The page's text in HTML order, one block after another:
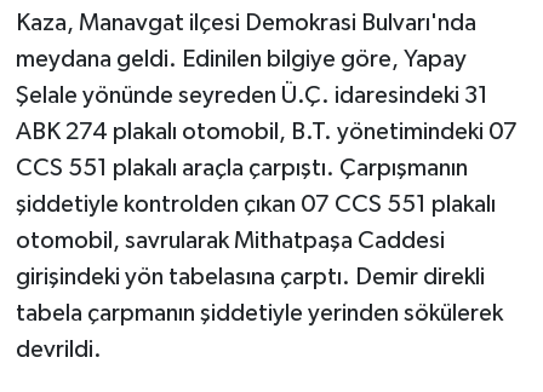
Kaza, Manavgat ilçesi Demokrasi Bulvarı'nda
meydana geldi. Edinilen bilgiye göre, Yapay
Şelale yönünde seyreden Ü.Ç. idaresindeki 31
ABK 274 plakalı otomobil, B.T. yönetimindeki 07
CCS 551 plakalı araçla çarpıştı. Çarpışmanın
şiddetiyle kontrolden çıkan 07 CCS 551 plakalı
otomobil, savrularak Mithatpaşa Caddesi
girişindeki yön tabelasına çarptı. Demir direkli
tabela çarpmanın şiddetiyle yerinden sökülerek
devrildi.